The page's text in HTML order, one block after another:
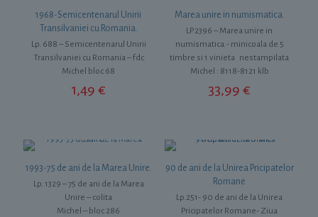
1968-Semicentenarul Unirii
Transilvaniei cu Romania.
Lp. 688 – Semicentenarul Unirii
Transilvaniei cu Romania – fdc
Michel bloc 68
1,49€
Marea unire in numismatica.
LP.2396 – Marea unire in
numismatica.- minicoala de 5
timbre si 1 vinieta nestampilata
Michel : 8118-8121 klb
33,99€
1993-75 de ani de la Marea Unire.
Lp. 1329 – 75 de ani de la Marea
Unire – colita
Michel – bloc 286
90 de ani de la Unirea Pricipatelor
Romane
Lp.251- 90 de ani de la Unirea
Pricipatelor Romane- Ziua